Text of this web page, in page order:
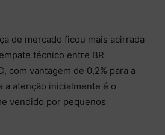
de mercado ficou mais acirrada
técnico entre BR
com vantagem de 0,2% para a
a atenção inicialmente é o
vendido por pequenos